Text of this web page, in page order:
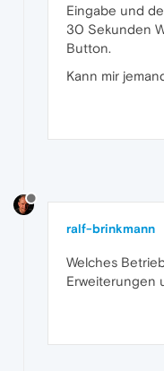
Eingabe und
30 Sekunden
Button.
Kann mir
ralf-brinkmann
Welches
Erweiterungen